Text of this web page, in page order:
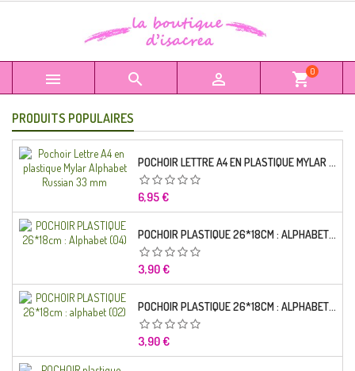
   shopping_cart0
PRODUITS POPULAIRES
POCHOIR LETTRE A4 EN PLASTIQUE MYLAR ALPHABET RUSSIAN 33 MM
Prix
6,95 €
POCHOIR PLASTIQUE 26*18CM : ALPHABET (04)
Prix
3,90 €
POCHOIR PLASTIQUE 26*18CM : ALPHABET (02)
Prix
3,90 €